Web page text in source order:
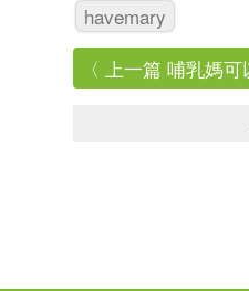
havemary
〈 上一篇 哺乳媽